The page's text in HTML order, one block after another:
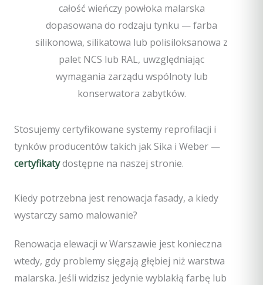
całość wieńczy powłoka malarska
dopasowana do rodzaju tynku — farba
silikonowa, silikatowa lub polisiloksanowa z
palet NCS lub RAL, uwzględniając
wymagania zarządu wspólnoty lub
konserwatora zabytków.
Stosujemy certyfikowane systemy reprofilacji i
tynków producentów takich jak Sika i Weber —
certyfikatydostępne na naszej stronie.
Kiedy potrzebna jest renowacja fasady, a kiedy
wystarczy samo malowanie?
Renowacja elewacji w Warszawie jest konieczna
wtedy, gdy problemy sięgają głębiej niż warstwa
malarska. Jeśli widzisz jedynie wyblakłą farbę lub